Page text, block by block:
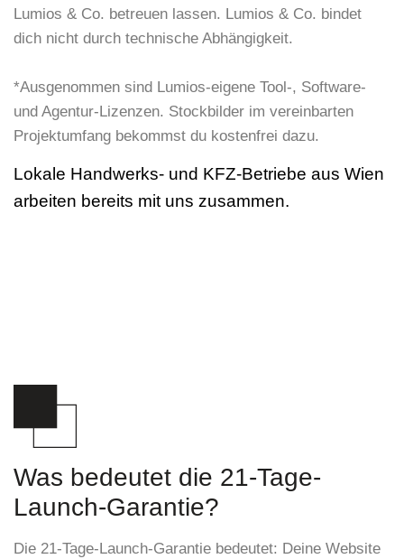
Lumios & Co. betreuen lassen. Lumios & Co. bindet
dich nicht durch technische Abhängigkeit.
*Ausgenommen sind Lumios-eigene Tool-, Software-
und Agentur-Lizenzen. Stockbilder im vereinbarten
Projektumfang bekommst du kostenfrei dazu.
Lokale Handwerks- und KFZ-Betriebe aus Wien
arbeiten bereits mit uns zusammen.
Was bedeutet die 21-Tage-
Launch-Garantie?
Die 21-Tage-Launch-Garantie bedeutet: Deine Website